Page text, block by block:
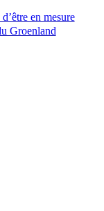
en mesure
Groenland